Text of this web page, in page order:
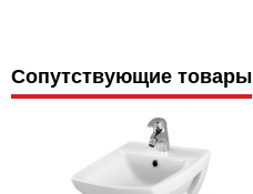
Сопутствующие товары